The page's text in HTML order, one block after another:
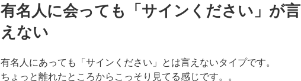
日:
有名人に会っても「サインください」が言
えない
有名人にあっても「サインください」とは言えないタイプです。
ちょっと離れたところからこっそり見てる感じです。。